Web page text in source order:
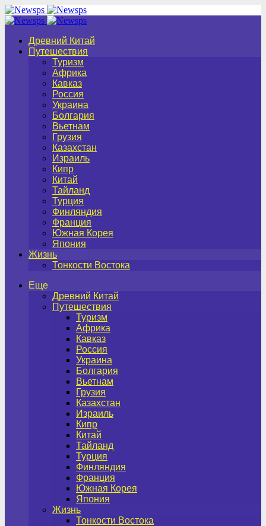
Древний Китай
Путешествия
Туризм
Африка
Кавказ
Россия
Украина
Болгария
Вьетнам
Грузия
Казахстан
Израиль
Кипр
Китай
Тайланд
Турция
Финляндия
Франция
Южная Корея
Япония
Жизнь
Тонкости Востока
Еще
Древний Китай
Путешествия
Туризм
Африка
Кавказ
Россия
Украина
Болгария
Вьетнам
Грузия
Казахстан
Израиль
Кипр
Китай
Тайланд
Турция
Финляндия
Франция
Южная Корея
Япония
Жизнь
Тонкости Востока